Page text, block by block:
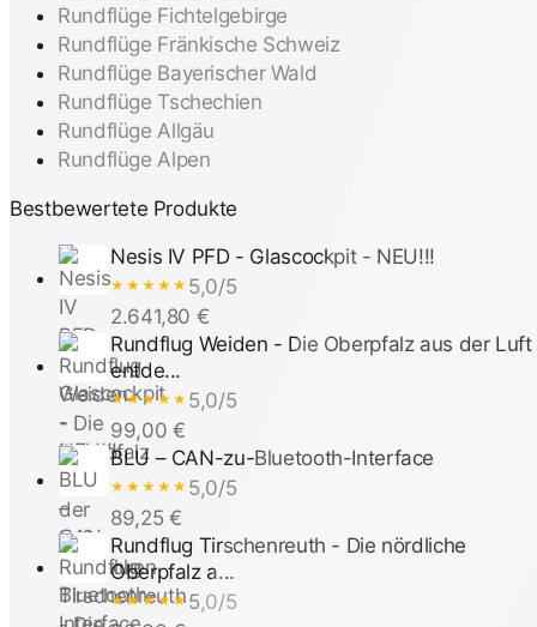
Rundflüge Fichtelgebirge
Rundflüge Fränkische Schweiz
Rundflüge Bayerischer Wald
Rundflüge Tschechien
Rundflüge Allgäu
Rundflüge Alpen
Bestbewertete Produkte
Nesis IV PFD - Glascockpit - NEU!!!
★★★★★ 5,0/5
2.641,80 €
Rundflug Weiden - Die Oberpfalz aus der Luft
entde...
★★★★★ 5,0/5
99,00 €
BLU – CAN-zu-Bluetooth-Interface
★★★★★ 5,0/5
89,25 €
Rundflug Tirschenreuth - Die nördliche
Oberpfalz a...
★★★★★ 5,0/5